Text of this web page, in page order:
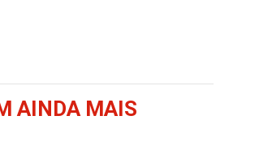
AINDA MAIS